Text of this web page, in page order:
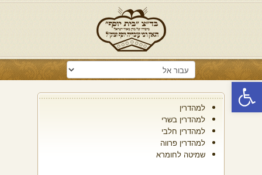
פתח סרגל נגישות
למהדרין
למהדרין בשרי
למהדרין חלבי
למהדרין פרווה
שמיטה לחומרא